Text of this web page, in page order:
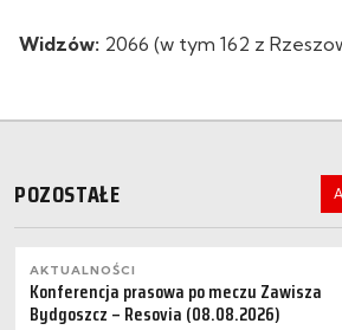
Widzów: 2066 (w tym 162 z
POZOSTAŁE
AKTUALNOŚCI
Konferencja prasowa po meczu Zawisza
Bydgoszcz – Resovia (08.08.2026)